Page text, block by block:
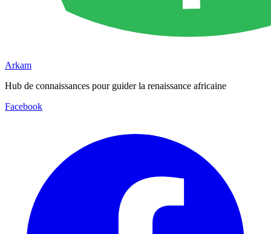
Arkam
Hub de connaissances pour guider la renaissance africaine
Facebook